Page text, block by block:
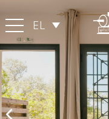
EL